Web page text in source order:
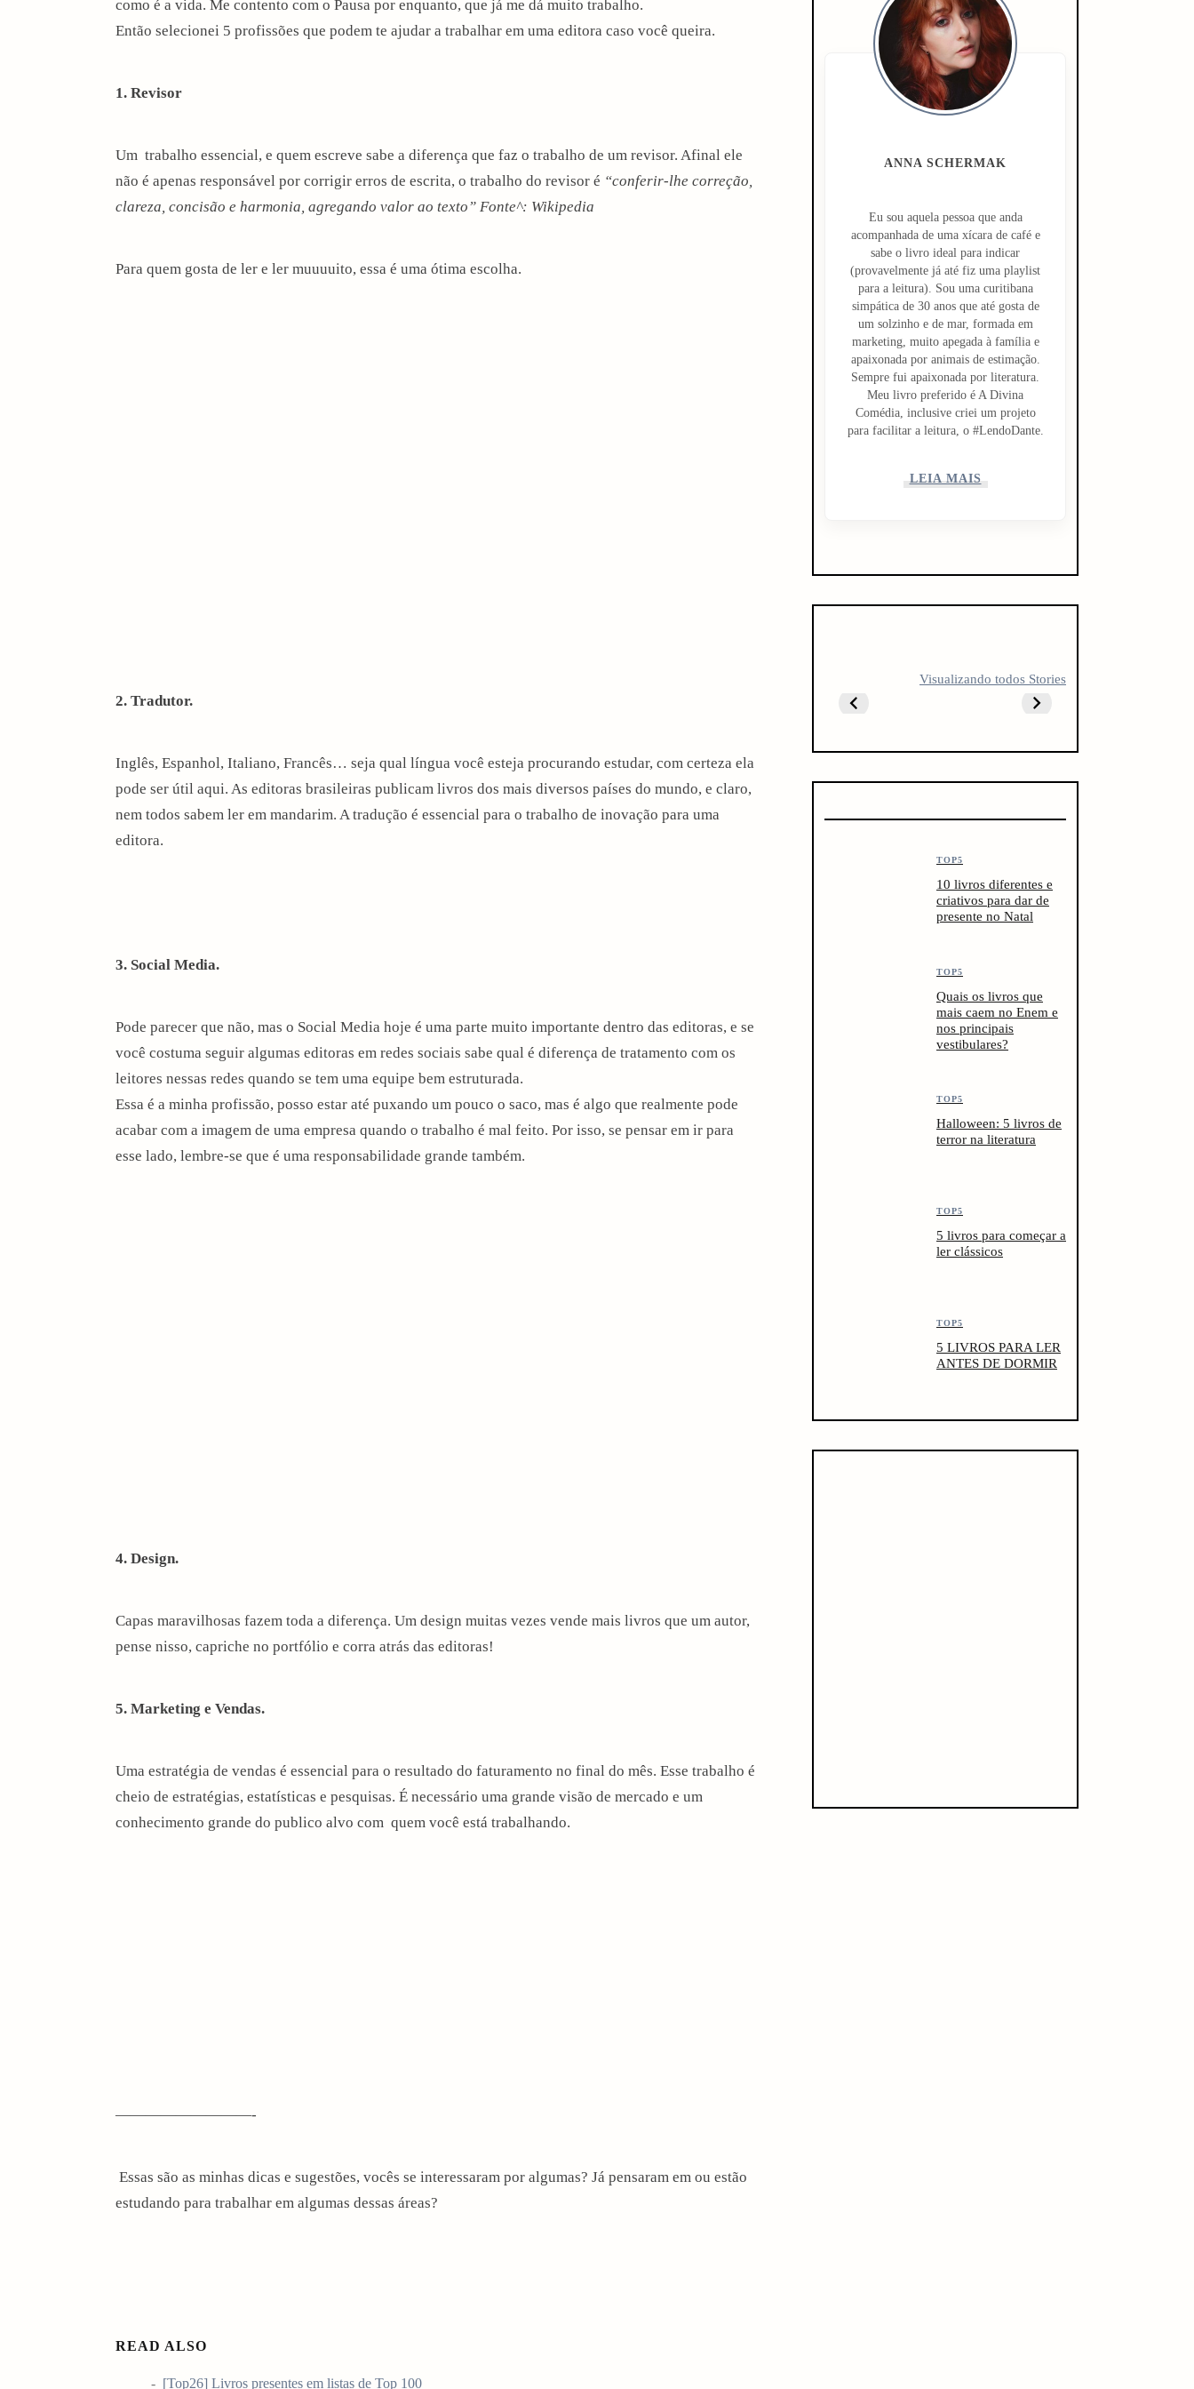
como é a vida. Me contento com o Pausa por enquanto, que já me dá muito trabalho.
Então selecionei 5 profissões que podem te ajudar a trabalhar em uma editora caso você queira.
1. Revisor
Um trabalho essencial, e quem escreve sabe a diferença que faz o trabalho de um revisor. Afinal ele
não é apenas responsável por corrigir erros de escrita, o trabalho do revisor é “conferir-lhe correção,
clareza, concisão e harmonia, agregando valor ao texto” Fonte^: Wikipedia
Para quem gosta de ler e ler muuuuito, essa é uma ótima escolha.
2. Tradutor.
Inglês, Espanhol, Italiano, Francês… seja qual língua você esteja procurando estudar, com certeza ela
pode ser útil aqui. As editoras brasileiras publicam livros dos mais diversos países do mundo, e claro,
nem todos sabem ler em mandarim. A tradução é essencial para o trabalho de inovação para uma
editora.
3. Social Media.
Pode parecer que não, mas o Social Media hoje é uma parte muito importante dentro das editoras, e se
você costuma seguir algumas editoras em redes sociais sabe qual é diferença de tratamento com os
leitores nessas redes quando se tem uma equipe bem estruturada.
Essa é a minha profissão, posso estar até puxando um pouco o saco, mas é algo que realmente pode
acabar com a imagem de uma empresa quando o trabalho é mal feito. Por isso, se pensar em ir para
esse lado, lembre-se que é uma responsabilidade grande também.
4. Design.
Capas maravilhosas fazem toda a diferença. Um design muitas vezes vende mais livros que um autor,
pense nisso, capriche no portfólio e corra atrás das editoras!
5. Marketing e Vendas.
Uma estratégia de vendas é essencial para o resultado do faturamento no final do mês. Esse trabalho é
cheio de estratégias, estatísticas e pesquisas. É necessário uma grande visão de mercado e um
conhecimento grande do publico alvo com quem você está trabalhando.
—————————-
Essas são as minhas dicas e sugestões, vocês se interessaram por algumas? Já pensaram em ou estão
estudando para trabalhar em algumas dessas áreas?
READ ALSO
[Top26] Livros presentes em listas de Top 100
ANNA SCHERMAK
Eu sou aquela pessoa que anda
acompanhada de uma xícara de café e
sabe o livro ideal para indicar
(provavelmente já até fiz uma playlist
para a leitura). Sou uma curitibana
simpática de 30 anos que até gosta de
um solzinho e de mar, formada em
marketing, muito apegada à família e
apaixonada por animais de estimação.
Sempre fui apaixonada por literatura.
Meu livro preferido é A Divina
Comédia, inclusive criei um projeto
para facilitar a leitura, o #LendoDante.
LEIA MAIS
Visualizando todos Stories
OBCECADO
TODO
CREATOR
TOP5
10 livros diferentes e
criativos para dar de
presente no Natal
TOP5
Quais os livros que
mais caem no Enem e
nos principais
vestibulares?
TOP5
Halloween: 5 livros de
terror na literatura
TOP5
5 livros para começar a
ler clássicos
TOP5
5 LIVROS PARA LER
ANTES DE DORMIR